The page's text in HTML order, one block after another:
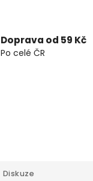
Doprava od 59 Kč
Po celé ČR
Diskuze